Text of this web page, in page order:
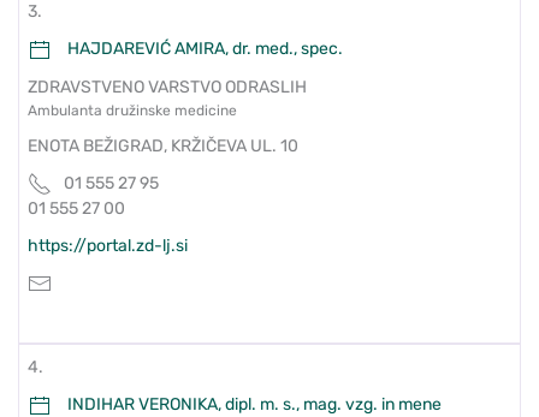
3.
HAJDAREVIĆ AMIRA, dr. med., spec.
ZDRAVSTVENO VARSTVO ODRASLIH
Ambulanta družinske medicine
ENOTA BEŽIGRAD, KRŽIČEVA UL. 10
01 555 27 95
01 555 27 00
https://portal.zd-lj.si
4.
INDIHAR VERONIKA, dipl. m. s., mag. vzg. in mene